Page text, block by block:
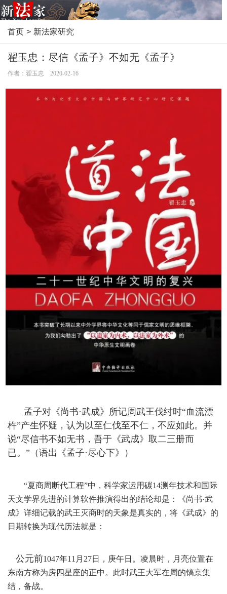
首页 > 新法家研究
翟玉忠：尽信《孟子》不如无《孟子》
作者：翟玉忠 2020-02-16
孟子对《尚书·武成》所记周武王伐纣时“血流漂
杵”产生怀疑，认为以至仁伐至不仁，不应如此。并
说“尽信书不如无书，吾于《武成》取二三册而
已。”（语出《孟子·尽心下》）
“夏商周断代工程”中，科学家运用碳14测年技术和国际
天文学界先进的计算软件推演得出的结论却是：《尚书·武
成》详细记载的武王灭商时的天象是真实的，将《武成》的
日期转换为现代历法就是：
公元前1047年11月27日，庚午日。凌晨时，月亮位置在
东南方称为房四星座的正中。此时武王大军在周的镐京集
结，备战。